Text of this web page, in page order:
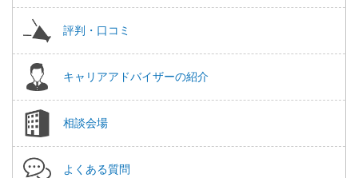
評判・口コミ
キャリアアドバイザーの紹介
相談会場
よくある質問